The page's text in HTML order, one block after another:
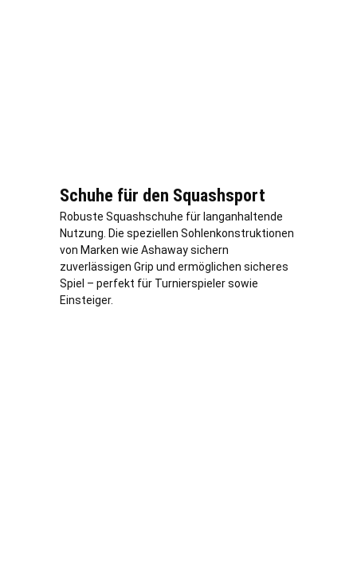
Schuhe für den Squashsport
Robuste Squashschuhe für langanhaltende
Nutzung. Die speziellen Sohlenkonstruktionen
von Marken wie Ashaway sichern
zuverlässigen Grip und ermöglichen sicheres
Spiel – perfekt für Turnierspieler sowie
Einsteiger.